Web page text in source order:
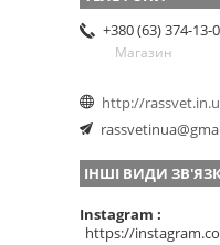
+380 (63) 374-13-
Магазин
http://
ІНШІ ВИДИ
Instagram
https://